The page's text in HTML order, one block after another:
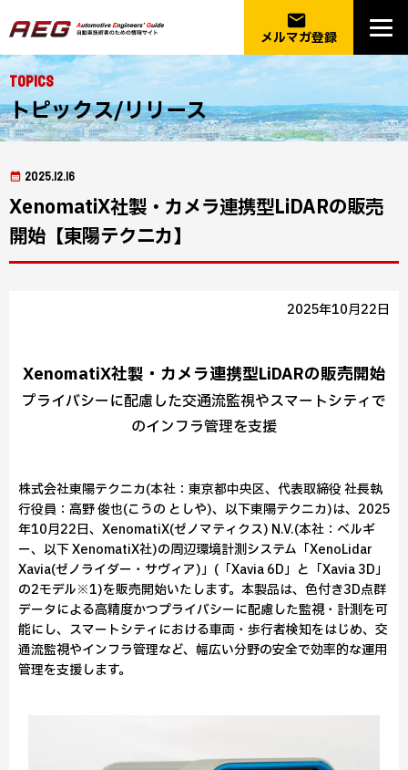
email
メルマガ登録
Topics
トピックス/リリース
2025.12.16
XenomatiX社製・カメラ連携型LiDARの販売
開始【東陽テクニカ】
2025年10月22日
XenomatiX社製・カメラ連携型LiDARの販売開始
プライバシーに配慮した交通流監視やスマートシティで
のインフラ管理を支援
株式会社東陽テクニカ(本社：東京都中央区、代表取締役 社長執
行役員：高野 俊也(こうの としや)、以下東陽テクニカ)は、2025
年10月22日、XenomatiX(ゼノマティクス) N.V.(本社：ベルギ
ー、以下 XenomatiX社)の周辺環境計測システム「XenoLidar
Xavia(ゼノライダー・サヴィア)」(「Xavia 6D」と「Xavia 3D」
の2モデル※1)を販売開始いたします。本製品は、色付き3D点群
データによる高精度かつプライバシーに配慮した監視・計測を可
能にし、スマートシティにおける車両・歩行者検知をはじめ、交
通流監視やインフラ管理など、幅広い分野の安全で効率的な運用
管理を支援します。